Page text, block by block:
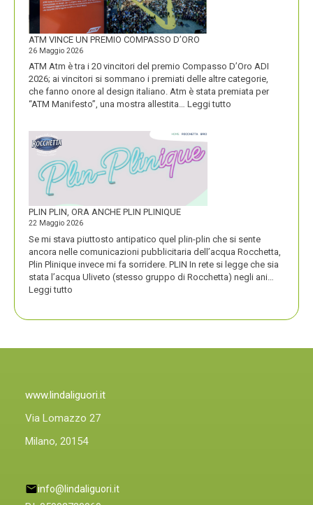
IDENTITÀ
FORTE
ATM VINCE UN PREMIO COMPASSO D’ORO
26 Maggio 2026
ATM Atm è tra i 20 vincitori del premio Compasso D’Oro ADI
2026; ai vincitori si sommano i premiati delle altre categorie,
che fanno onore al design italiano. Atm è stata premiata per
“ATM Manifesto”, una mostra allestita… Leggi tutto
PLIN PLIN, ORA ANCHE PLIN PLINIQUE
22 Maggio 2026
Se mi stava piuttosto antipatico quel plin-plin che si sente
ancora nelle comunicazioni pubblicitaria dell’acqua Rocchetta,
Plin Plinique invece mi fa sorridere. PLIN In rete si legge che sia
stata l’acqua Uliveto (stesso gruppo di Rocchetta) negli ani…
Leggi tutto
www.lindaliguori.it
Via Lomazzo 27
Milano, 20154
info@lindaliguori.it